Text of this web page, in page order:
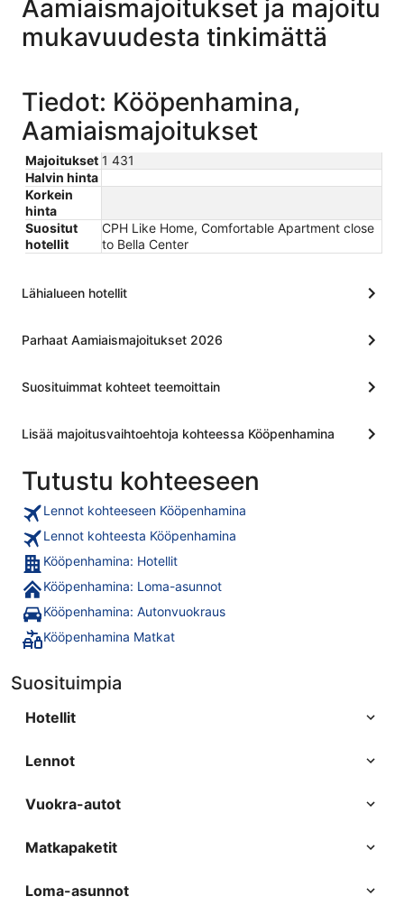
Aamiaismajoitukset ja majoitu
mukavuudesta tinkimättä
Tiedot: Kööpenhamina,
Aamiaismajoitukset
Majoitukset 1 431
Halvin hinta
Korkein
hinta
Suositut
hotellit
CPH Like Home, Comfortable Apartment close
to Bella Center
Lähialueen hotellit
Parhaat Aamiaismajoitukset 2026
Suosituimmat kohteet teemoittain
Lisää majoitusvaihtoehtoja kohteessa Kööpenhamina
Tutustu kohteeseen
Lennot kohteeseen Kööpenhamina
Lennot kohteesta Kööpenhamina
Kööpenhamina: Hotellit
Kööpenhamina: Loma-asunnot
Kööpenhamina: Autonvuokraus
Kööpenhamina Matkat
Suosituimpia
Hotellit
Lennot
Vuokra-autot
Matkapaketit
Loma-asunnot